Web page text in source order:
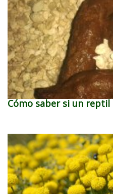
Cómo saber si un